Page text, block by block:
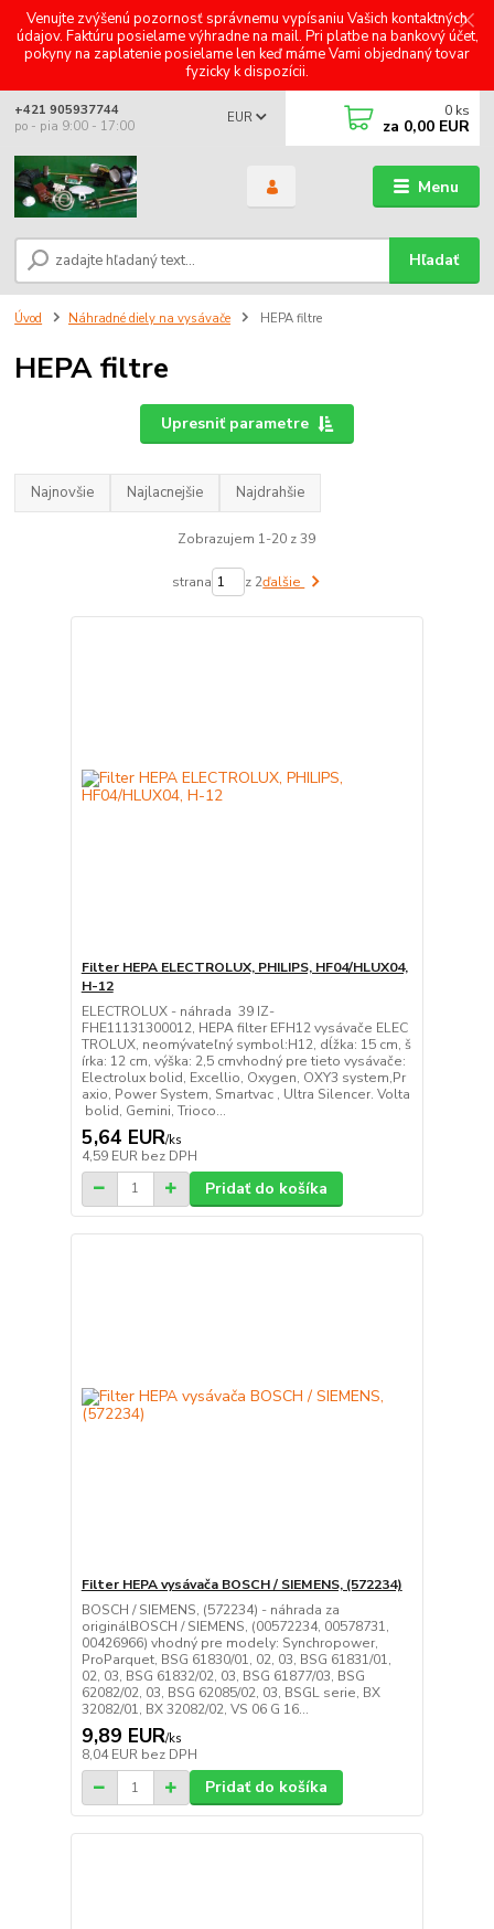
Venujte zvýšenú pozornosť správnemu vypísaniu Vašich kontaktných
údajov. Faktúru posielame výhradne na mail. Pri platbe na bankový účet,
pokyny na zaplatenie posielame len keď máme Vami objednaný tovar
fyzicky k dispozícii.
Menu
EUR
Hľadať
+421 905937744
po - pia 9:00 - 17:00
0 ks
za 0,00 EUR
Úvod Náhradné diely na vysávače HEPA filtre
HEPA filtre
Upresniť parametre
Najnovšie Najlacnejšie Najdrahšie
Zobrazujem 1-20 z 39
strana z 2ďalšie
Filter HEPA ELECTROLUX, PHILIPS, HF04/HLUX04,
H-12
ELECTROLUX - náhrada 39 IZ-
FHE11131300012, HEPA filter EFH12 vysávače ELEC
TROLUX, neomývateľný symbol:H12, dĺžka: 15 cm, š
írka: 12 cm, výška: 2,5 cmvhodný pre tieto vysávače:
Electrolux bolid, Excellio, Oxygen, OXY3 system,Pr
axio, Power System, Smartvac , Ultra Silencer. Volta
bolid, Gemini, Trioco...
5,64 EUR/ks
4,59 EUR bez DPH
Pridať do košíka
Filter HEPA vysávača BOSCH / SIEMENS, (572234)
BOSCH / SIEMENS, (572234) - náhrada za
originálBOSCH / SIEMENS, (00572234, 00578731,
00426966) vhodný pre modely: Synchropower,
ProParquet, BSG 61830/01, 02, 03, BSG 61831/01,
02, 03, BSG 61832/02, 03, BSG 61877/03, BSG
62082/02, 03, BSG 62085/02, 03, BSGL serie, BX
32082/01, BX 32082/02, VS 06 G 16...
9,89 EUR/ks
8,04 EUR bez DPH
Pridať do košíka